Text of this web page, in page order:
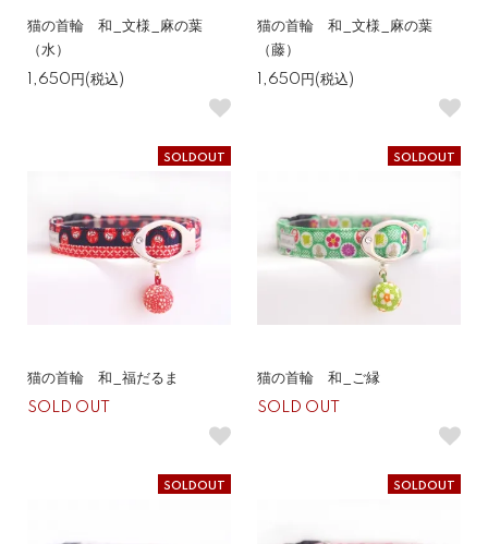
猫の首輪 和_文様_麻の葉
（水）
1,650円(税込)
猫の首輪 和_文様_麻の葉
（藤）
1,650円(税込)
SOLDOUT
猫の首輪 和_福だるま
SOLD OUT
SOLDOUT
猫の首輪 和_ご縁
SOLD OUT
SOLDOUT SOLDOUT